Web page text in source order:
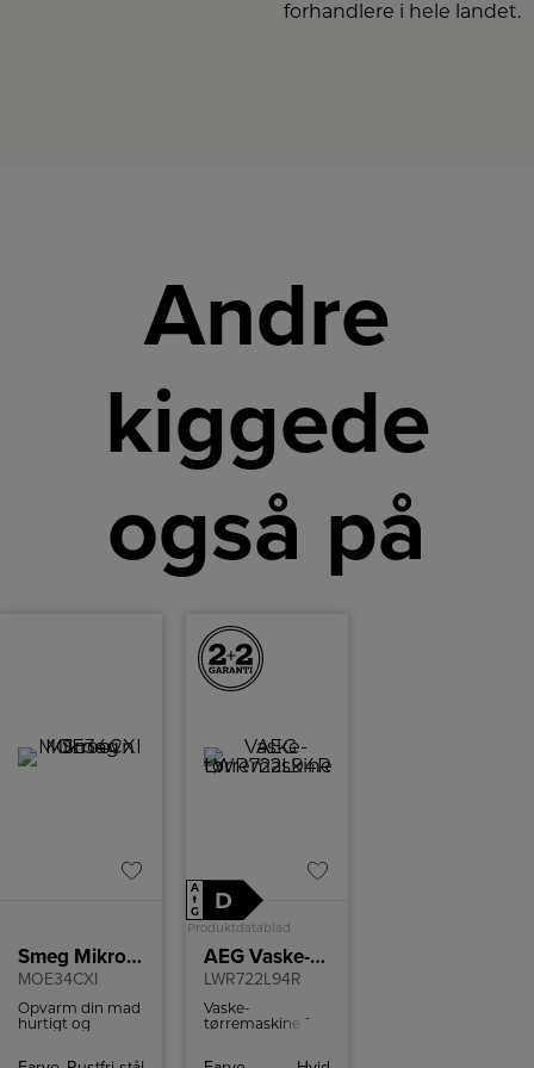
forhandlere i hele landet.
Andre
kiggede
også på
Smeg Mikroovn
MOE34CXI
Opvarm din mad
hurtigt og
A
↑
G
D
Produktdatablad
AEG Vaske-tørremaskine
LWR722L94R
Vaske-
tørremaskine fra